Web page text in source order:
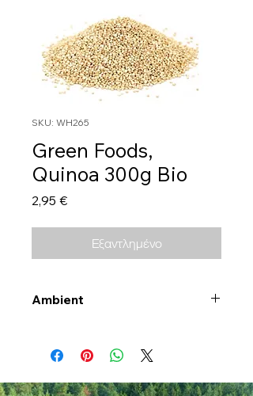
SKU: WH265
Green Foods,
Quinoa 300g Bio
2,95 €Τιμή
Εξαντλημένο
Ambient